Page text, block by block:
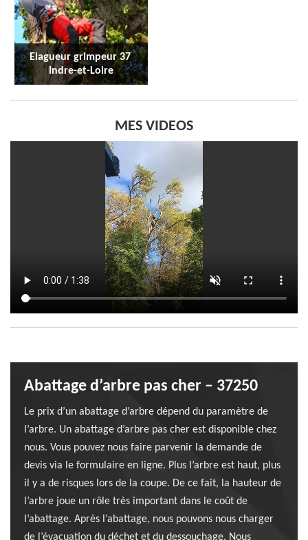
Elagueur grimpeur 37
Indre-et-Loire
MES VIDEOS
Abattage d’arbre pas cher – 37250
Le prix d’un abattage d’arbre dépend du paramètre de
l’arbre. Un abattage d’arbre pas cher est disponible chez
nous. Vous pouvez nous faire parvenir la demande de
devis via le formulaire en ligne. Plus l’arbre est haut, plus
il y a de risques lors de la coupe. De ce fait, la hauteur de
l’arbre joue un rôle très important dans le coût de
l’abattage. Après l’abattage, nous pouvons nous charger
de l’évacuation du déchet et du dessouchage. Nous